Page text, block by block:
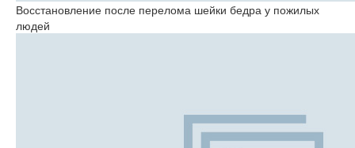
Восстановление после перелома шейки бедра у пожилых
людей